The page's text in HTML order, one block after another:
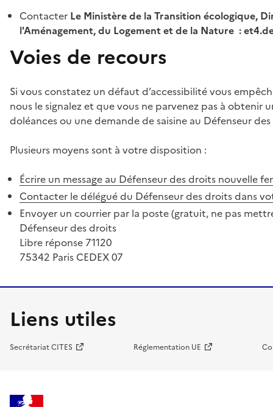
Contacter Le Ministère de la Transition écologique,
l'Aménagement, du Logement et de la Nature :
Voies de recours
Si vous constatez un défaut d’accessibilité vous
nous le signalez et que vous ne parvenez pas à
doléances ou une demande de saisine au Défenseur
Plusieurs moyens sont à votre disposition :
Écrire un message au Défenseur des droits nouvelle
Contacter le délégué du Défenseur des droits dans
Envoyer un courrier par la poste (gratuit, ne pas
Défenseur des droits
Libre réponse 71120
75342 Paris CEDEX 07
Liens utiles
Secrétariat CITES Réglementation UE